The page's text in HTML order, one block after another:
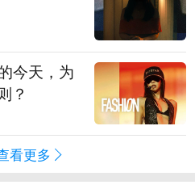
今天，为
？
看更多